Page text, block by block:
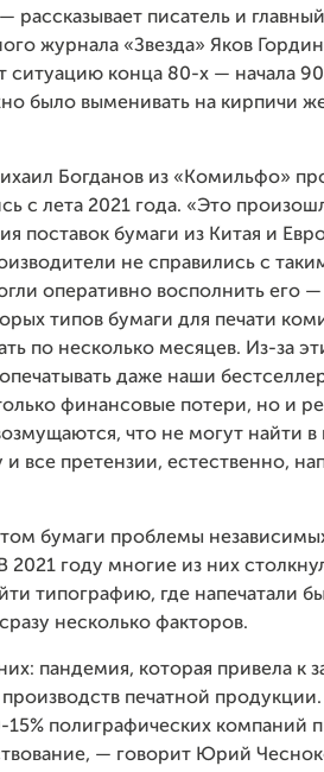
рассказывает писатель и
журнала «Звезда» Яков
ситуацию конца 80-х — начала
было выменивать на кирпичи
Богданов из «Комильфо»
с лета 2021 года. «Это
поставок бумаги из Китая и
не справились с
оперативно восполнить его
типов бумаги для печати
по несколько месяцев. Из-за
даже наши
финансовые потери, но и
что не могут найти
все претензии, естественно,
бумаги проблемы
2021 году многие из них
типографию, где напечатали
несколько факторов.
пандемия, которая привела к
печатной
15% полиграфических компаний
— говорит Юрий